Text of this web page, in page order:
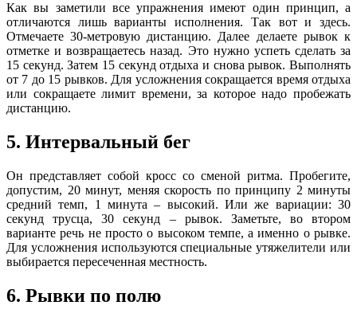
Как вы заметили все упражнения имеют один принцип, а
отличаются лишь варианты исполнения. Так вот и здесь.
Отмечаете 30-метровую дистанцию. Далее делаете рывок к
отметке и возвращаетесь назад. Это нужно успеть сделать за
15 секунд. Затем 15 секунд отдыха и снова рывок. Выполнять
от 7 до 15 рывков. Для усложнения сокращается время отдыха
или сокращаете лимит времени, за которое надо пробежать
дистанцию.
5. Интервальный бег
Он представляет собой кросс со сменой ритма. Пробегите,
допустим, 20 минут, меняя скорость по принципу 2 минуты
средний темп, 1 минута – высокий. Или же вариации: 30
секунд трусца, 30 секунд – рывок. Заметьте, во втором
варианте речь не просто о высоком темпе, а именно о рывке.
Для усложнения используются специальные утяжелители или
выбирается пересеченная местность.
6. Рывки по полю